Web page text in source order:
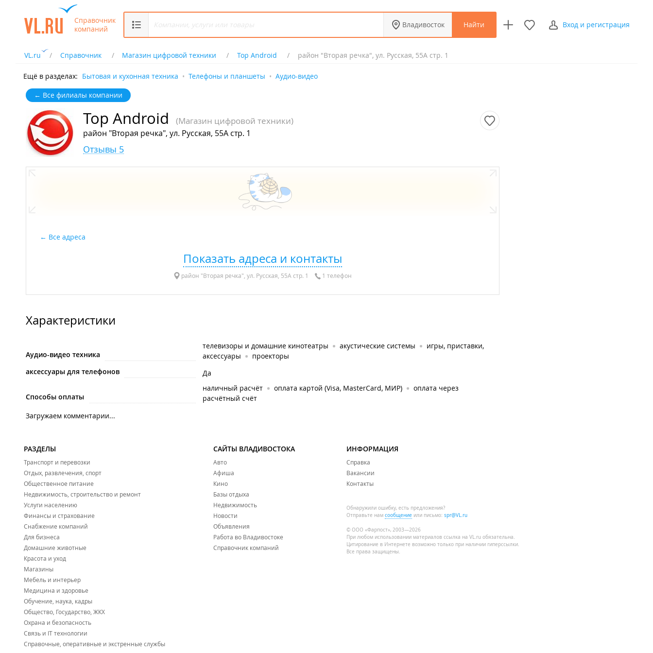
Справочник
компаний
Владивосток Найти Вход и регистрация
VL.ru Справочник Магазин цифровой техники Top Android район "Вторая речка", ул. Русская, 55А стр. 1
Ещё в разделах: Бытовая и кухонная техника Телефоны и планшеты Аудио-видео
← Все филиалы компании
Top Android (Магазин цифровой техники)
район "Вторая речка", ул. Русская, 55А стр. 1
Отзывы 5
Все адреса
Показать адреса и контакты
район "Вторая речка", ул. Русская, 55А стр. 1 1 телефон
Характеристики
Аудио-видео техника
телевизоры и домашние кинотеатры акустические системы
игры, приставки,
аксессуары
проекторы
аксессуары для телефонов
Да
Способы оплаты
наличный расчёт оплата картой (Visa, MasterCard, МИР)
оплата через
расчётный счёт
Загружаем комментарии...
РАЗДЕЛЫ
Транспорт и перевозки
Отдых, развлечения, спорт
Общественное питание
Недвижимость, строительство и ремонт
Услуги населению
Финансы и страхование
Снабжение компаний
Для бизнеса
Домашние животные
Красота и уход
Магазины
Мебель и интерьер
Медицина и здоровье
Обучение, наука, кадры
Общество, Государство, ЖКХ
Охрана и безопасность
Связь и IT технологии
Справочные, оперативные и экстренные службы
САЙТЫ ВЛАДИВОСТОКА
Авто
Афиша
Кино
Базы отдыха
Недвижимость
Новости
Объявления
Работа во Владивостоке
Справочник компаний
ИНФОРМАЦИЯ
Справка
Вакансии
Контакты
Обнаружили ошибку, есть предложения?
Отправьте нам сообщение или письмо: spr@VL.ru
© ООО «Фарпост», 2003—2026
При любом использовании материалов ссылка на VL.ru обязательна.
Цитирование в Интернете возможно только при наличии гиперссылки.
Все права защищены.